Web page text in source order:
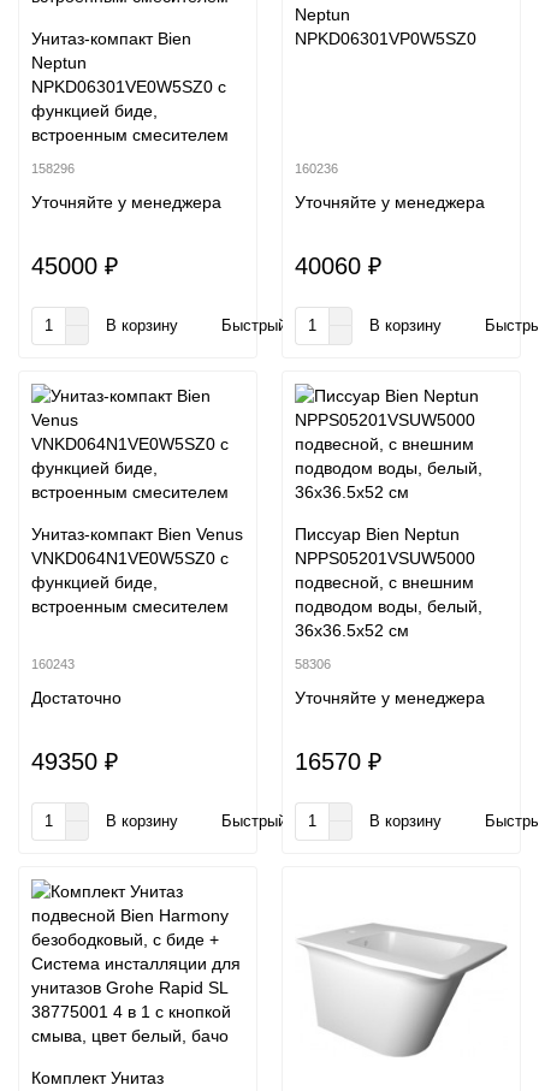
Унитаз-компакт Bien
Neptun
NPKD06301VE0W5SZ0 с
функцией биде,
встроенным смесителем
158296
Уточняйте у менеджера
45000 ₽
В корзину Быстрый заказ
Neptun
NPKD06301VP0W5SZ0
160236
Уточняйте у менеджера
40060 ₽
В корзину
Унитаз-компакт Bien Venus
VNKD064N1VE0W5SZ0 с
функцией биде,
встроенным смесителем
160243
Достаточно
49350 ₽
В корзину Быстрый заказ
Писсуар Bien Neptun
NPPS05201VSUW5000
подвесной, с внешним
подводом воды, белый,
36x36.5x52 см
58306
Уточняйте у менеджера
16570 ₽
В корзину
Комплект Унитаз